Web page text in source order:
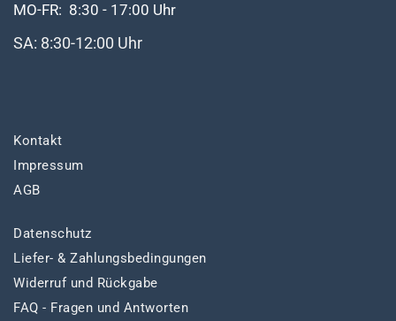
MO-FR: 8:30 - 17:00 Uhr
SA: 8:30-12:00 Uhr
Kontakt
Impressum
AGB
Datenschutz
Liefer- & Zahlungsbedingungen
Widerruf und Rückgabe
FAQ - Fragen und Antworten